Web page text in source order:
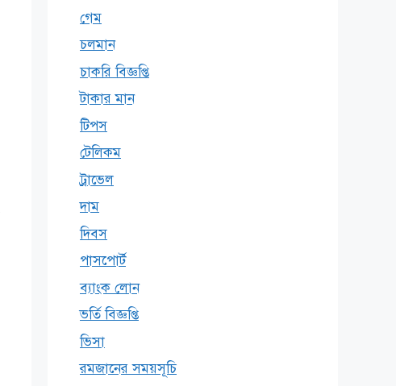
গেম
চলমান
চাকরি বিজ্ঞপ্তি
টাকার মান
টিপস
টেলিকম
ট্রাভেল
দাম
দিবস
পাসপোর্ট
ব্যাংক লোন
ভর্তি বিজ্ঞপ্তি
ভিসা
রমজানের সময়সূচি